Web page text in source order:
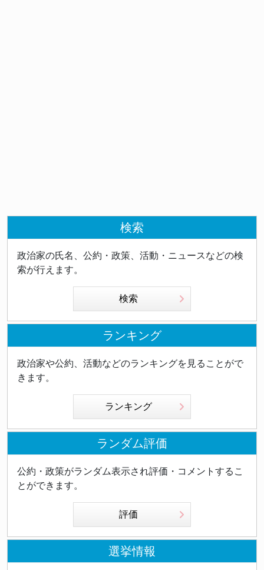
検索
政治家の氏名、公約・政策、活動・ニュースなどの検
索が行えます。
検索
ランキング
政治家や公約、活動などのランキングを見ることがで
きます。
ランキング
ランダム評価
公約・政策がランダム表示され評価・コメントするこ
とができます。
評価
選挙情報